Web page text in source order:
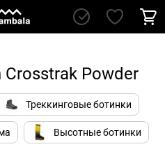
Powder
Треккинговые ботинки
Высотные ботинки